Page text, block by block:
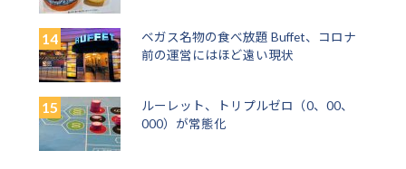
ベガス名物の食べ放題 Buffet、コロナ
前の運営にはほど遠い現状
ルーレット、トリプルゼロ（0、00、
000）が常態化